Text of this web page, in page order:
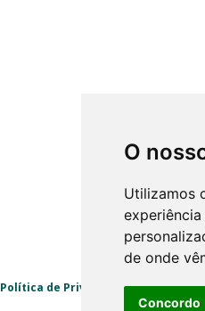
O
Utilizamos
de onde
Concordo
Política de Privacidade|Livro de